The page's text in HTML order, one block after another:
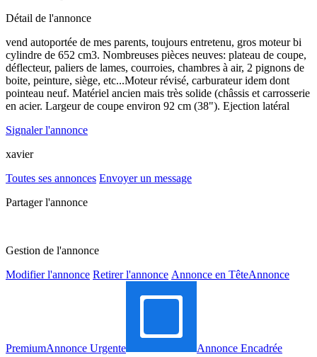
Détail de l'annonce
vend autoportée de mes parents, toujours entretenu, gros moteur bi
cylindre de 652 cm3. Nombreuses pièces neuves: plateau de coupe,
déflecteur, paliers de lames, courroies, chambres à air, 2 pignons de
boite, peinture, siège, etc...Moteur révisé, carburateur idem dont
pointeau neuf. Matériel ancien mais très solide (châssis et carrosserie
en acier. Largeur de coupe environ 92 cm (38"). Ejection latéral
Signaler l'annonce
xavier
Toutes ses annonces Envoyer un message
Partager l'annonce
Gestion de l'annonce
Modifier l'annonce Retirer l'annonce Annonce en TêteAnnonce
PremiumAnnonce Urgente
Annonce Encadrée